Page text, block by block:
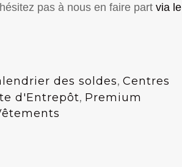
pas à nous en faire part via le
des soldes, Centres
d'Entrepôt, Premium